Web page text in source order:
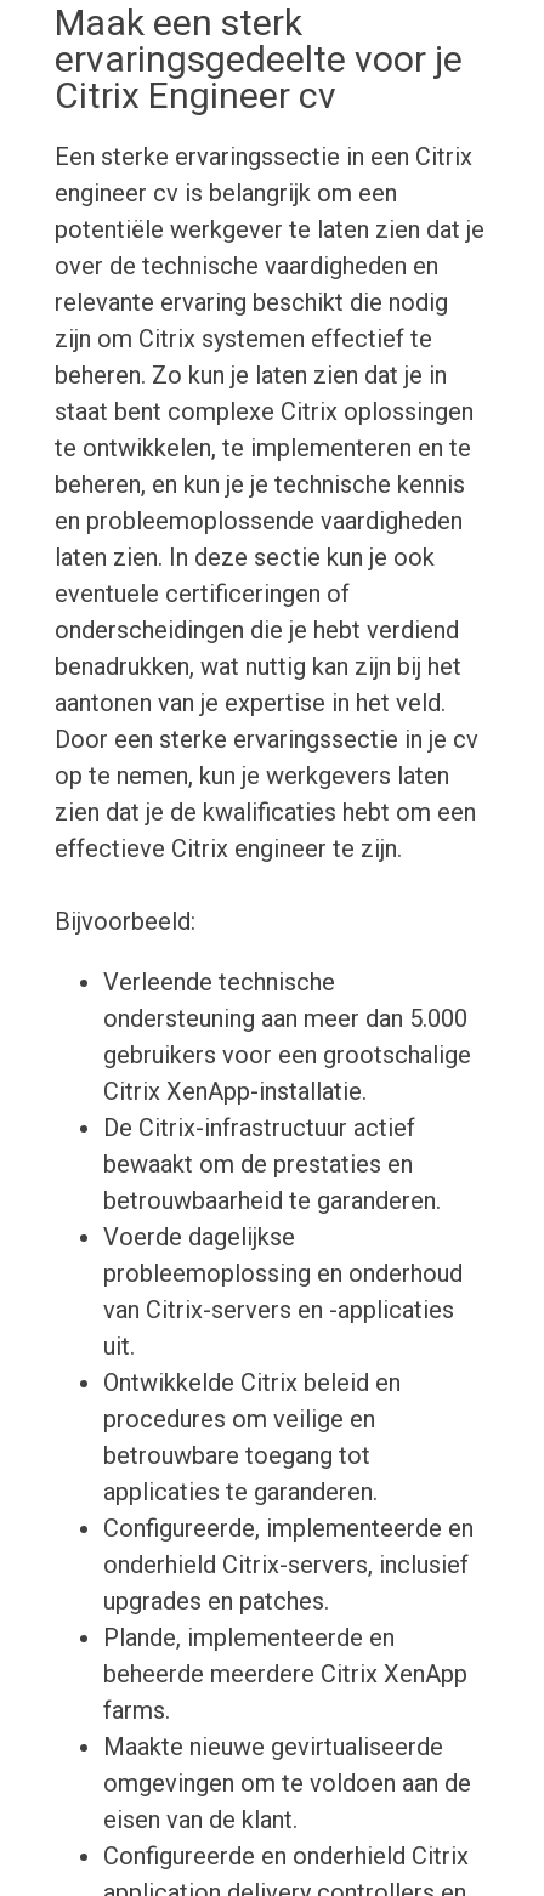
Maak een sterk
ervaringsgedeelte voor je
Citrix Engineer cv
Een sterke ervaringssectie in een Citrix
engineer cv is belangrijk om een
potentiële werkgever te laten zien dat je
over de technische vaardigheden en
relevante ervaring beschikt die nodig
zijn om Citrix systemen effectief te
beheren. Zo kun je laten zien dat je in
staat bent complexe Citrix oplossingen
te ontwikkelen, te implementeren en te
beheren, en kun je je technische kennis
en probleemoplossende vaardigheden
laten zien. In deze sectie kun je ook
eventuele certificeringen of
onderscheidingen die je hebt verdiend
benadrukken, wat nuttig kan zijn bij het
aantonen van je expertise in het veld.
Door een sterke ervaringssectie in je cv
op te nemen, kun je werkgevers laten
zien dat je de kwalificaties hebt om een
effectieve Citrix engineer te zijn.
Bijvoorbeeld:
Verleende technische
ondersteuning aan meer dan 5.000
gebruikers voor een grootschalige
Citrix XenApp-installatie.
De Citrix-infrastructuur actief
bewaakt om de prestaties en
betrouwbaarheid te garanderen.
Voerde dagelijkse
probleemoplossing en onderhoud
van Citrix-servers en -applicaties
uit.
Ontwikkelde Citrix beleid en
procedures om veilige en
betrouwbare toegang tot
applicaties te garanderen.
Configureerde, implementeerde en
onderhield Citrix-servers, inclusief
upgrades en patches.
Plande, implementeerde en
beheerde meerdere Citrix XenApp
farms.
Maakte nieuwe gevirtualiseerde
omgevingen om te voldoen aan de
eisen van de klant.
Configureerde en onderhield Citrix